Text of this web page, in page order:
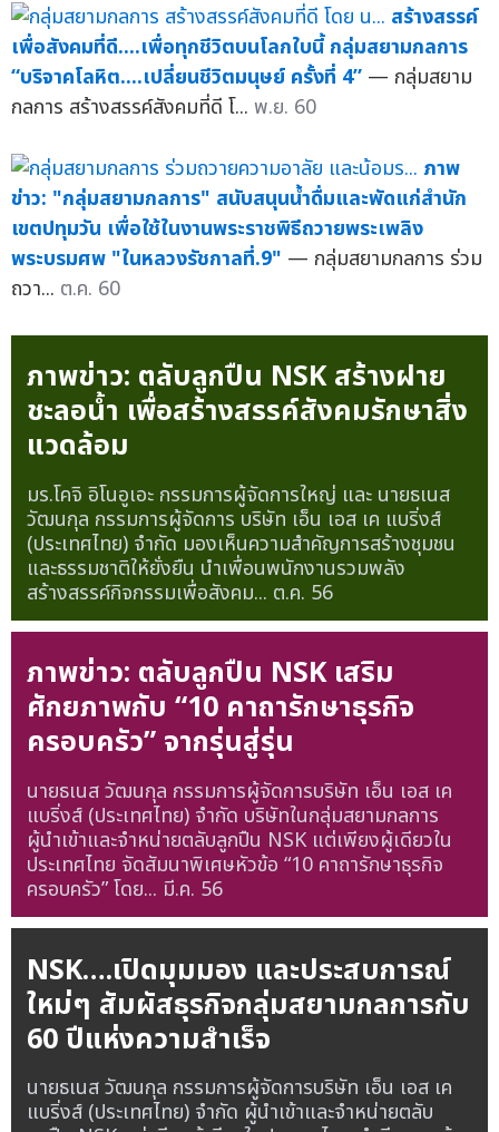
สร้างสรรค์
เพื่อสังคมที่ดี....เพื่อทุกชีวิตบนโลกใบนี้ กลุ่มสยามกลการ
“บริจาคโลหิต....เปลี่ยนชีวิตมนุษย์ ครั้งที่ 4” — กลุ่มสยาม
กลการ สร้างสรรค์สังคมที่ดี โ... พ.ย. 60
ภาพ
ข่าว: "กลุ่มสยามกลการ" สนับสนุนน้ำดื่มและพัดแก่สำนัก
เขตปทุมวัน เพื่อใช้ในงานพระราชพิธีถวายพระเพลิง
พระบรมศพ "ในหลวงรัชกาลที่.9" — กลุ่มสยามกลการ ร่วม
ถวา... ต.ค. 60
ภาพข่าว: ตลับลูกปืน NSK สร้างฝาย
ชะลอน้ำ เพื่อสร้างสรรค์สังคมรักษาสิ่ง
แวดล้อม
มร.โคจิ อิโนอูเอะ กรรมการผู้จัดการใหญ่ และ นายธเนส
วัฒนกุล กรรมการผู้จัดการ บริษัท เอ็น เอส เค แบริ่งส์
(ประเทศไทย) จำกัด มองเห็นความสำคัญการสร้างชุมชน
และธรรมชาติให้ยั่งยืน นำเพื่อนพนักงานรวมพลัง
สร้างสรรค์กิจกรรมเพื่อสังคม... ต.ค. 56
ภาพข่าว: ตลับลูกปืน NSK เสริม
ศักยภาพกับ “10 คาถารักษาธุรกิจ
ครอบครัว” จากรุ่นสู่รุ่น
นายธเนส วัฒนกุล กรรมการผู้จัดการบริษัท เอ็น เอส เค
แบริ่งส์ (ประเทศไทย) จำกัด บริษัทในกลุ่มสยามกลการ
ผู้นำเข้าและจำหน่ายตลับลูกปืน NSK แต่เพียงผู้เดียวใน
ประเทศไทย จัดสัมนาพิเศษหัวข้อ “10 คาถารักษาธุรกิจ
ครอบครัว” โดย... มี.ค. 56
NSK….เปิดมุมมอง และประสบการณ์
ใหม่ๆ สัมผัสธุรกิจกลุ่มสยามกลการกับ
60 ปีแห่งความสำเร็จ
นายธเนส วัฒนกุล กรรมการผู้จัดการบริษัท เอ็น เอส เค
แบริ่งส์ (ประเทศไทย) จำกัด ผู้นำเข้าและจำหน่ายตลับ